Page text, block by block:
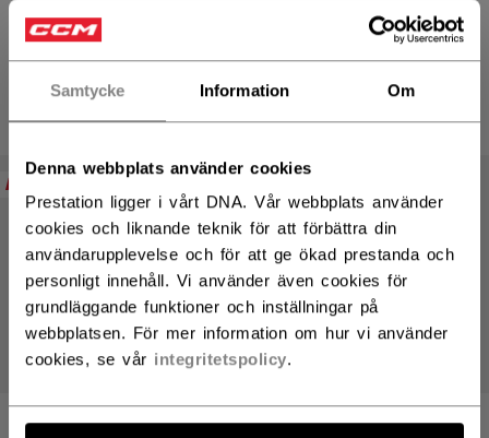
Samtycke Information Om
Denna webbplats använder cookies
Prestation ligger i vårt DNA. Vår webbplats använder
cookies och liknande teknik för att förbättra din
användarupplevelse och för att ge ökad prestanda och
personligt innehåll. Vi använder även cookies för
grundläggande funktioner och inställningar på
webbplatsen. För mer information om hur vi använder
cookies, se vår integritetspolicy.
Hockeytejp
PRODUKTER (16)
NEW
GREPPTEJP TILL
GREPPTEJP TILL